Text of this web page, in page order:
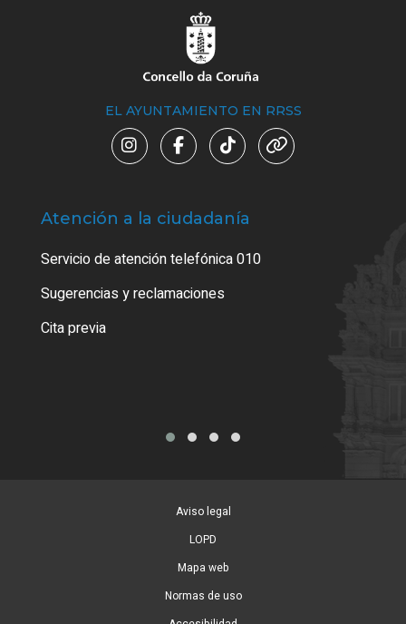
EL AYUNTAMIENTO EN RRSS
Atención a la ciudadanía
Servicio de atención telefónica 010
Sugerencias y reclamaciones
Cita previa
Aviso legal
LOPD
Mapa web
Normas de uso